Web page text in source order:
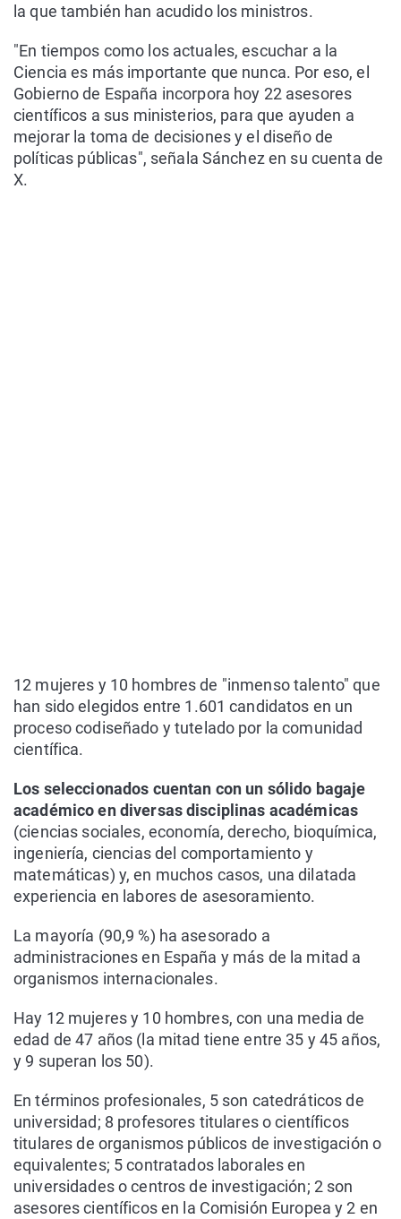
la que también han acudido los ministros.
"En tiempos como los actuales, escuchar a la
Ciencia es más importante que nunca. Por eso, el
Gobierno de España incorpora hoy 22 asesores
científicos a sus ministerios, para que ayuden a
mejorar la toma de decisiones y el diseño de
políticas públicas", señala Sánchez en su cuenta de
X.
12 mujeres y 10 hombres de "inmenso talento" que
han sido elegidos entre 1.601 candidatos en un
proceso codiseñado y tutelado por la comunidad
científica.
Los seleccionados cuentan con un sólido bagaje
académico en diversas disciplinas académicas
(ciencias sociales, economía, derecho, bioquímica,
ingeniería, ciencias del comportamiento y
matemáticas) y, en muchos casos, una dilatada
experiencia en labores de asesoramiento.
La mayoría (90,9 %) ha asesorado a
administraciones en España y más de la mitad a
organismos internacionales.
Hay 12 mujeres y 10 hombres, con una media de
edad de 47 años (la mitad tiene entre 35 y 45 años,
y 9 superan los 50).
En términos profesionales, 5 son catedráticos de
universidad; 8 profesores titulares o científicos
titulares de organismos públicos de investigación o
equivalentes; 5 contratados laborales en
universidades o centros de investigación; 2 son
asesores científicos en la Comisión Europea y 2 en